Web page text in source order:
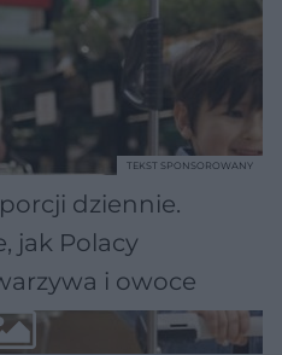
dziennie.
jak Polacy
i owoce
TEKST SPONSOROWANY